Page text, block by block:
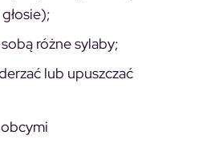
różne sylaby;
lub upuszczać